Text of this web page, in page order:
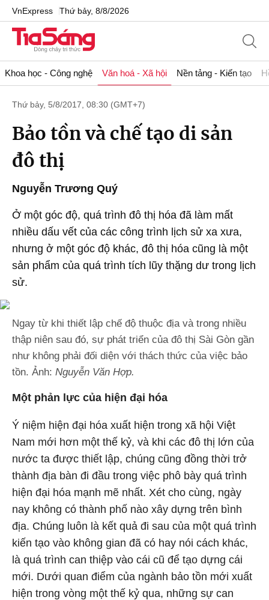
VnExpress Thứ bảy, 8/8/2026
Khoa học - Công nghệ Văn hoá - Xã hội Nền tảng - Kiến tạo
Thứ bảy, 5/8/2017, 08:30 (GMT+7)
Bảo tồn và chế tạo di sản
đô thị
Nguyễn Trương Quý
Ở một góc độ, quá trình đô thị hóa đã làm mất
nhiều dấu vết của các công trình lịch sử xa xưa,
nhưng ở một góc độ khác, đô thị hóa cũng là một
sản phẩm của quá trình tích lũy thặng dư trong lịch
sử.
Ngay từ khi thiết lập chế độ thuộc địa và trong nhiều
thập niên sau đó, sự phát triển của đô thị Sài Gòn gần
như không phải đối diện với thách thức của việc bảo
tồn. Ảnh: Nguyễn Văn Hợp.
Một phản lực của hiện đại hóa
Ý niệm hiện đại hóa xuất hiện trong xã hội Việt
Nam mới hơn một thế kỷ, và khi các đô thị lớn của
nước ta được thiết lập, chúng cũng đồng thời trở
thành địa bàn đi đầu trong việc phô bày quá trình
hiện đại hóa mạnh mẽ nhất. Xét cho cùng, ngày
nay không có thành phố nào xây dựng trên bình
địa. Chúng luôn là kết quả đi sau của một quá trình
kiến tạo vào không gian đã có hay nói cách khác,
là quá trình can thiệp vào cái cũ để tạo dựng cái
mới. Dưới quan điểm của ngành bảo tồn mới xuất
hiện trong vòng một thế kỷ qua, những sự can